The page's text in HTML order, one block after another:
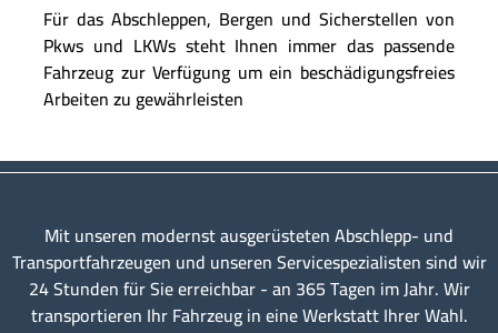
Für das Abschleppen, Bergen und Sicherstellen von
Pkws und LKWs steht Ihnen immer das passende
Fahrzeug zur Verfügung um ein beschädigungsfreies
Arbeiten zu gewährleisten
Mit unseren modernst ausgerüsteten Abschlepp- und
Transportfahrzeugen und unseren Servicespezialisten sind wir
24 Stunden für Sie erreichbar - an 365 Tagen im Jahr. Wir
transportieren Ihr Fahrzeug in eine Werkstatt Ihrer Wahl.